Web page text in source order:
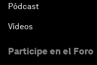
Pódcast
Vídeos
Participe en el Foro